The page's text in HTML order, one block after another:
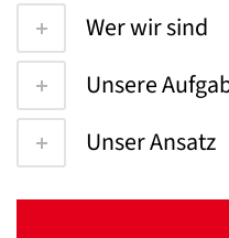
Wer wir sind
Unsere
Unser Ansatz